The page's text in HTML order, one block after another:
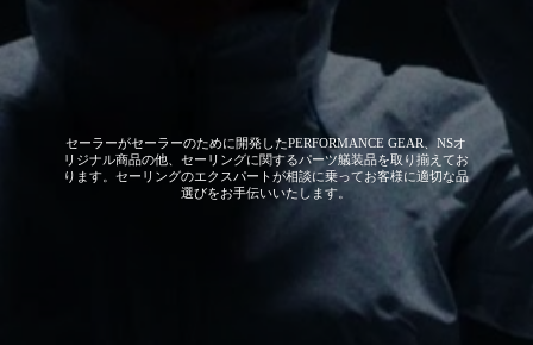
セーラーがセーラーのために開発したPERFORMANCE GEAR、NSオ
リジナル商品の他、セーリングに関するパーツ艤装品を取り揃えてお
ります。セーリングのエクスパートが相談に乗ってお客様に適切な品
選びをお手伝いいたします。